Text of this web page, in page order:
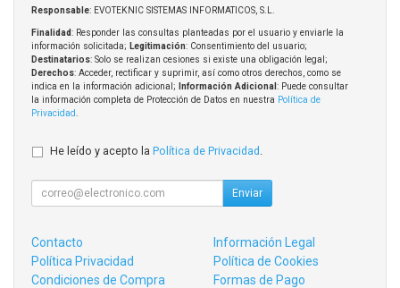
Responsable: EVOTEKNIC SISTEMAS INFORMATICOS, S.L.
Finalidad: Responder las consultas planteadas por el usuario y enviarle la
información solicitada; Legitimación: Consentimiento del usuario;
Destinatarios: Solo se realizan cesiones si existe una obligación legal;
Derechos: Acceder, rectificar y suprimir, así como otros derechos, como se
indica en la información adicional;
Información Adicional : Puede consultar
la información completa de Protección de Datos en nuestra Política de
Privacidad
He leído y acepto la Política de Privacidad
Enviar
Contacto
Información Legal
Política Privacidad
Política de Cookies
Condiciones de Compra
Formas de Pago